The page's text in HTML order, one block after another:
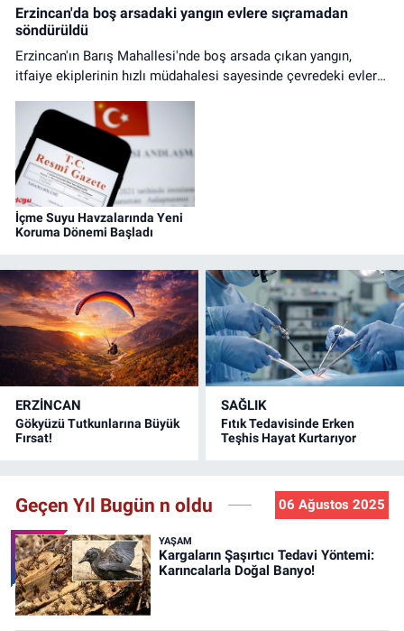
Erzincan'da boş arsadaki yangın evlere sıçramadan
söndürüldü
Erzincan'ın Barış Mahallesi'nde boş arsada çıkan yangın,
itfaiye ekiplerinin hızlı müdahalesi sayesinde çevredeki evlere
İçme Suyu Havzalarında Yeni
Koruma Dönemi Başladı
ERZINCAN
Gökyüzü Tutkunlarına Büyük
Fırsat!
SAĞLIK
Fıtık Tedavisinde Erken
Teşhis Hayat Kurtarıyor
Geçen Yıl Bugün n oldu 06 Ağustos 2025
YAŞAM
Kargaların Şaşırtıcı Tedavi Yöntemi:
Karıncalarla Doğal Banyo!